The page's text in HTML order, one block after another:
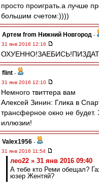
просто проиграть.а лучше
большим счетом:))))
Артем from Нижний Новгород -
31 янв 2016 12:16
flint -
31 янв 2016 12:10
Немного твиттера вам
Алексей Зинин: Глика в
трансферное окно не будет.
иллюзии!
Valex1956 -
31 янв 2016 11:54
лео22 » 31 янв 2016 09:40
А тебе кто Реми обещал?
юзер Жентяй?